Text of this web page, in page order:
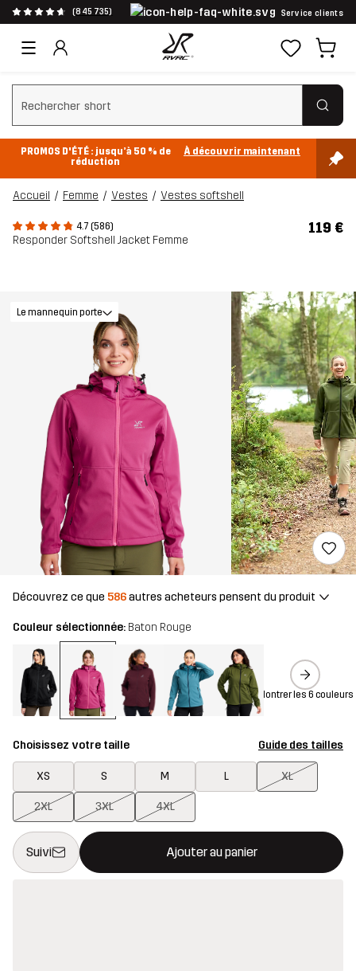
(845 735) Service clients
Effacer la recherche
PROMOS D'ÉTÉ : jusqu’à 50 % de
réduction
À découvrir maintenant
Accueil Femme Vestes Vestes softshell
4.7 (586)
Responder Softshell Jacket Femme
119 €
Le mannequin porte
Découvrez ce que 586autres acheteurs pensent du produit
Couleur sélectionnée: Baton Rouge
Montrer les 6 couleurs
Choisissez votre taille Guide des tailles
XS S M L XL
2XL 3XL 4XL
Suivi Ajouter au panier
Ce bouton ouvrira une fenêtre modale confirmant un nouvel
{{taille}} non disponible